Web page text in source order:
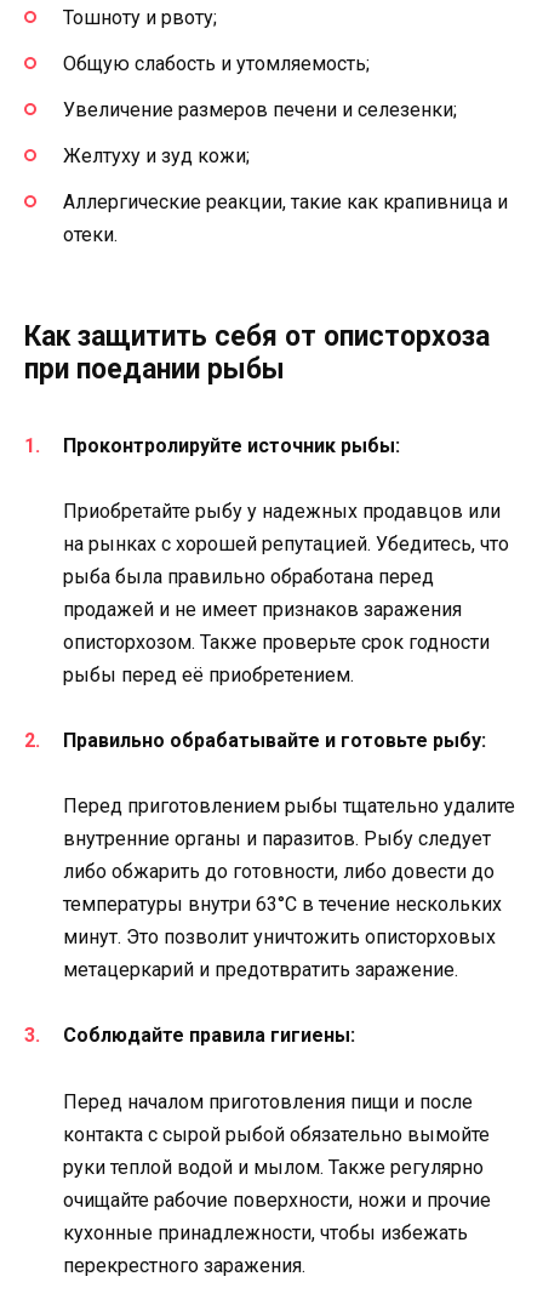
Тошноту и рвоту;
Общую слабость и утомляемость;
Увеличение размеров печени и селезенки;
Желтуху и зуд кожи;
Аллергические реакции, такие как крапивница и
отеки.
Как защитить себя от описторхоза
при поедании рыбы
Проконтролируйте источник рыбы:
Приобретайте рыбу у надежных продавцов или
на рынках с хорошей репутацией. Убедитесь, что
рыба была правильно обработана перед
продажей и не имеет признаков заражения
описторхозом. Также проверьте срок годности
рыбы перед её приобретением.
Правильно обрабатывайте и готовьте рыбу:
Перед приготовлением рыбы тщательно удалите
внутренние органы и паразитов. Рыбу следует
либо обжарить до готовности, либо довести до
температуры внутри 63°C в течение нескольких
минут. Это позволит уничтожить описторховых
метацеркарий и предотвратить заражение.
Соблюдайте правила гигиены:
Перед началом приготовления пищи и после
контакта с сырой рыбой обязательно вымойте
руки теплой водой и мылом. Также регулярно
очищайте рабочие поверхности, ножи и прочие
кухонные принадлежности, чтобы избежать
перекрестного заражения.